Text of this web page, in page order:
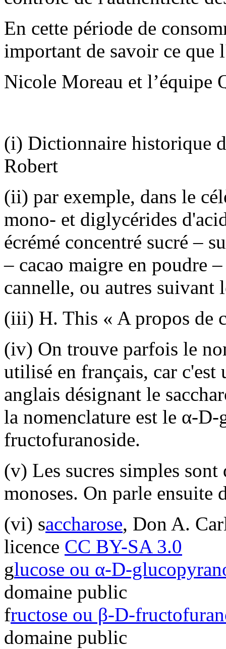
En cette période de
important de savoir ce que
Nicole Moreau et l’équipe
(i) Dictionnaire historique
Robert
(ii) par exemple, dans le
mono- et diglycérides
écrémé concentré sucré –
– cacao maigre en poudre
cannelle, ou autres suivant
(iii) H. This « A propos de
(iv) On trouve parfois le
utilisé en français, car
anglais désignant le
la nomenclature est le α-
fructofuranoside.
(v) Les sucres simples sont
monoses. On parle ensuite
(vi) saccharose, Don A.
licence CC BY-SA 3.0
glucose ou α-D-
domaine public
fructose ou β-D-
domaine public